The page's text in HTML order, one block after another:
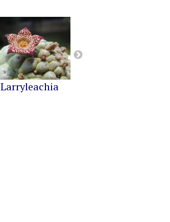
Larryleachia